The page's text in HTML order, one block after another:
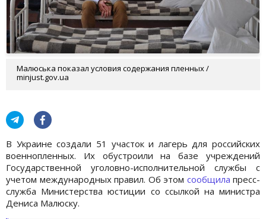
Малюська показал условия содержания пленных /
minjust.gov.ua
В Украине создали 51 участок и лагерь для российских
военнопленных. Их обустроили на базе учреждений
Государственной уголовно-исполнительной службы с
учетом международных правил. Об этом сообщила пресс-
служба Министерства юстиции со ссылкой на министра
Дениса Малюску.